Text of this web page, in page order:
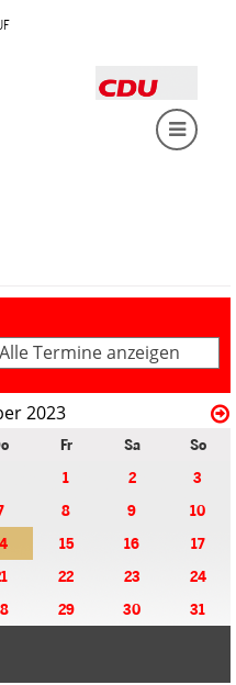
Alle Termine anzeigen
2023
Fr Sa
So
1
2
3
8 9
10
15 16
17
22 23
24
29 30 31